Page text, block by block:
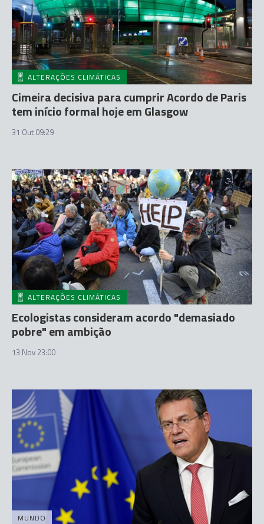
ALTERAÇÕES CLIMÁTICAS
Cimeira decisiva para cumprir Acordo de Paris
tem início formal hoje em Glasgow
31 Out 09:29
ALTERAÇÕES CLIMÁTICAS
Ecologistas consideram acordo "demasiado
pobre" em ambição
13 Nov 23:00
MUNDO